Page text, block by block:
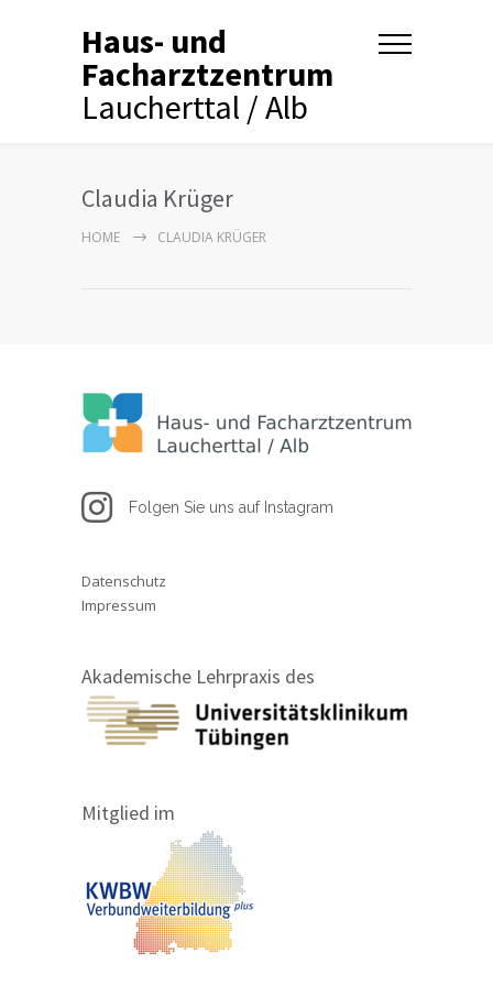
Haus- und
Facharztzentrum
Laucherttal / Alb
Claudia Krüger
HOME CLAUDIA KRÜGER
Folgen Sie uns auf Instagram
Datenschutz
Impressum
Akademische Lehrpraxis des
Mitglied im